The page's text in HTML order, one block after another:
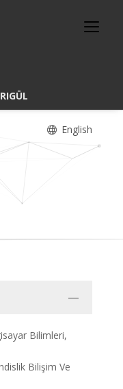
English
Bilimleri,
Bilişim Ve